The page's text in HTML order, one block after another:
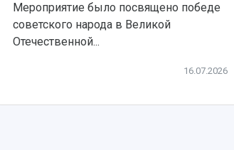
Мероприятие было посвящено победе
советского народа в Великой
Отечественной...
16.07.2026